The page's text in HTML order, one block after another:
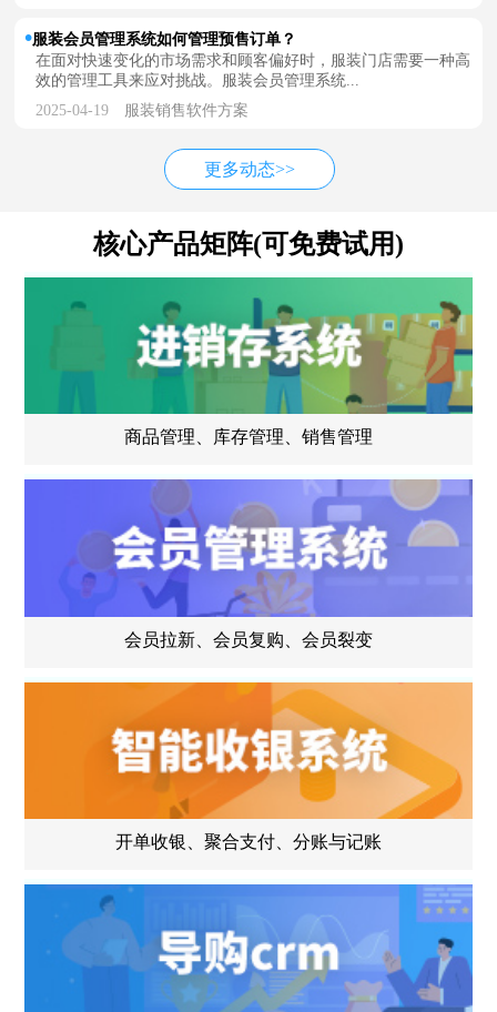
服装会员管理系统如何管理预售订单？
在面对快速变化的市场需求和顾客偏好时，服装门店需要一种高
效的管理工具来应对挑战。服装会员管理系统...
2025-04-19 服装销售软件方案
更多动态>>
核心产品矩阵(可免费试用)
商品管理、库存管理、销售管理
会员拉新、会员复购、会员裂变
开单收银、聚合支付、分账与记账